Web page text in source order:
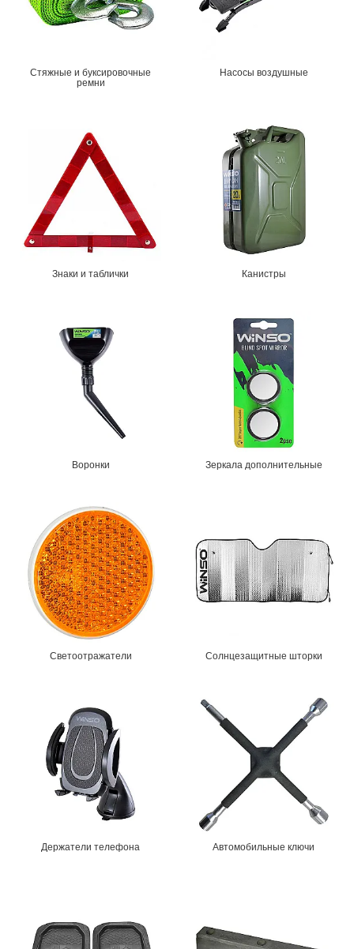
Стяжные и буксировочные
ремни
Насосы воздушные
Знаки и таблички Канистры
Воронки Зеркала дополнительные
Светоотражатели Солнцезащитные шторки
Держатели телефона Автомобильные ключи